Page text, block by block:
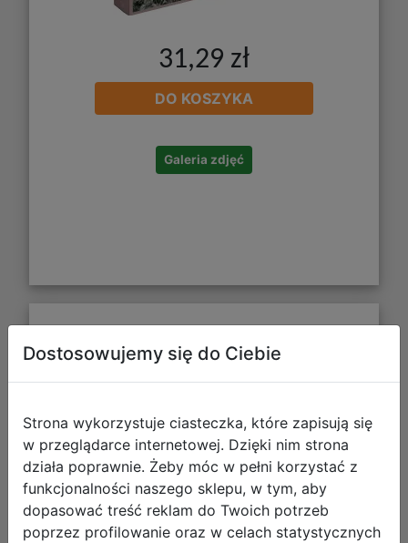
31,29 zł
DO KOSZYKA
Galeria zdjęć
Interdruk Puzzle Panoramiczne 1000
el. Secret Garden 4 370112
Dostosowujemy się do Ciebie
Strona wykorzystuje ciasteczka, które zapisują się
w przeglądarce internetowej. Dzięki nim strona
działa poprawnie. Żeby móc w pełni korzystać z
funkcjonalności naszego sklepu, w tym, aby
dopasować treść reklam do Twoich potrzeb
poprzez profilowanie oraz w celach statystycznych